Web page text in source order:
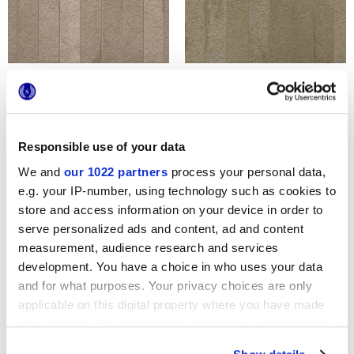
Responsible use of your data
We and our 1022 partners process your personal data,
e.g. your IP-number, using technology such as cookies to
store and access information on your device in order to
serve personalized ads and content, ad and content
measurement, audience research and services
development. You have a choice in who uses your data
and for what purposes. Your privacy choices are only
applicable on this digital property where you have made
your choices. You can change or withdraw your consent
VERDE MUSCHIO
DÉCORATIONS ET MOSAÏQUES
Autres décorations